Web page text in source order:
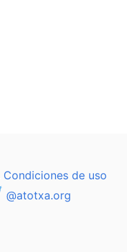
Condiciones de uso
@atotxa.org